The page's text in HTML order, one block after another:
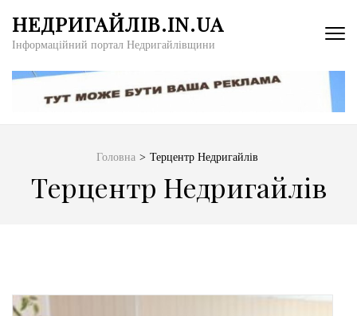
вмісту
Enter)
НЕДРИГАЙЛІВ.IN.UA
Інформаційний портал Недригайлівщини
Головна > Терцентр Недригайлів
Терцентр Недригайлів